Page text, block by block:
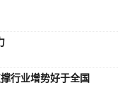
行业增势好于全国